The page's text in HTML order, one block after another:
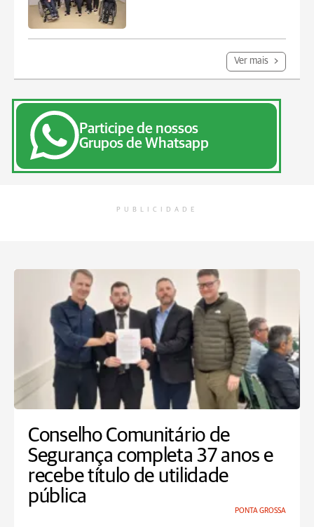
Ver mais
Participe de nossos
Grupos de Whatsapp
PUBLICIDADE
Conselho Comunitário de
Segurança completa 37 anos e
recebe título de utilidade
pública
PONTA GROSSA